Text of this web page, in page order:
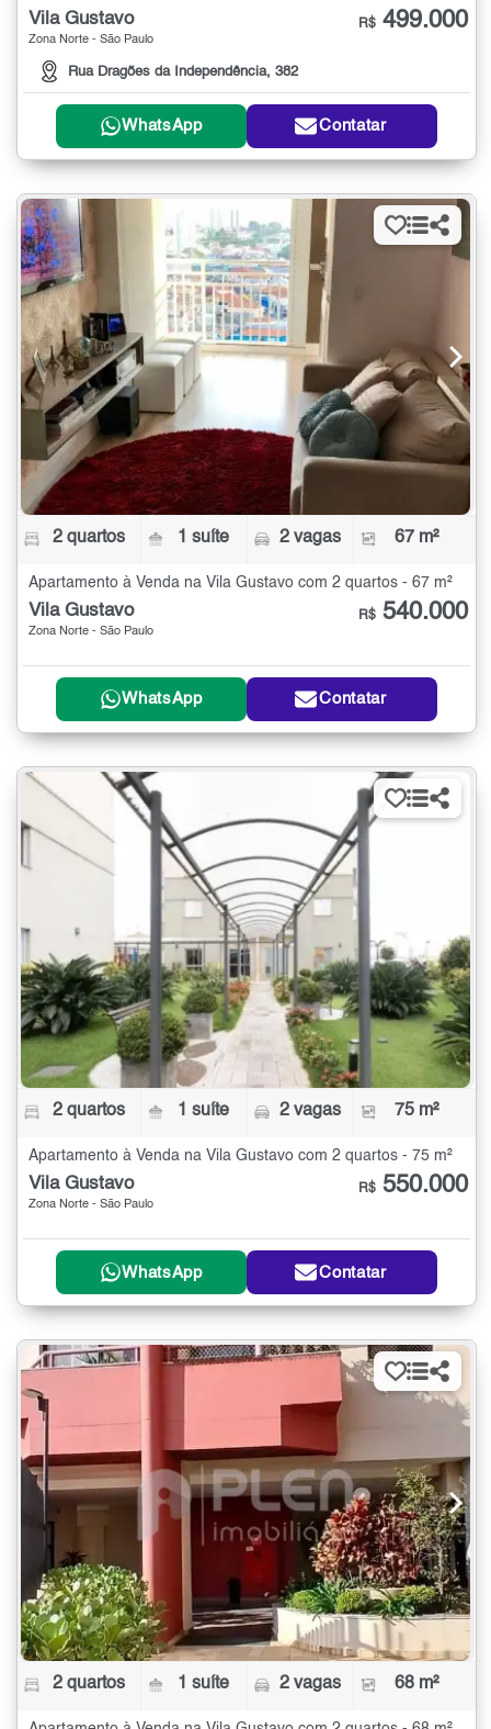
Vila Gustavo
Zona Norte - São Paulo
Rua Dragões da Independência, 382
R$ 499.000
WhatsApp Contatar
2 quartos 1 suíte 2 vagas 67 m²
Apartamento à Venda na Vila Gustavo com 2 quartos - 67 m²
Vila Gustavo
Zona Norte - São Paulo
R$ 540.000
WhatsApp Contatar
2 quartos 1 suíte 2 vagas 75 m²
Apartamento à Venda na Vila Gustavo com 2 quartos - 75 m²
Vila Gustavo
Zona Norte - São Paulo
R$ 550.000
WhatsApp Contatar
2 quartos 1 suíte 2 vagas 68 m²